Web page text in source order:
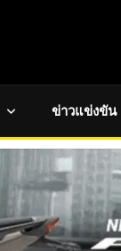
ข่าวแข่งขัน